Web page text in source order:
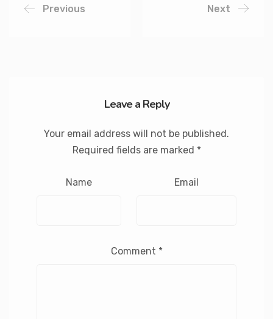
Previous Next
Leave a Reply
Your email address will not be published.
Required fields are marked *
Name Email
Comment *